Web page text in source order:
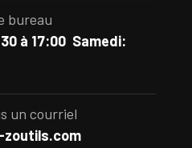
bureau
à 17:00 Samedi:
un courriel
zoutils.com